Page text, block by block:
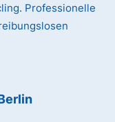
Professionelle